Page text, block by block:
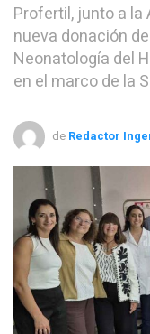
Profertil, junto a la
nueva donación
Neonatología del
en el marco de la
de Redactor